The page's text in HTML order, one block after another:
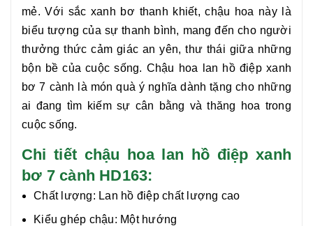
mẻ. Với sắc xanh bơ thanh khiết, chậu hoa này là
biểu tượng của sự thanh bình, mang đến cho người
thưởng thức cảm giác an yên, thư thái giữa những
bộn bề của cuộc sống. Chậu hoa lan hồ điệp xanh
bơ 7 cành là món quà ý nghĩa dành tặng cho những
ai đang tìm kiếm sự cân bằng và thăng hoa trong
cuộc sống.
Chi tiết chậu hoa lan hồ điệp xanh
bơ 7 cành HD163:
Chất lượng: Lan hồ điệp chất lượng cao
Kiểu ghép chậu: Một hướng